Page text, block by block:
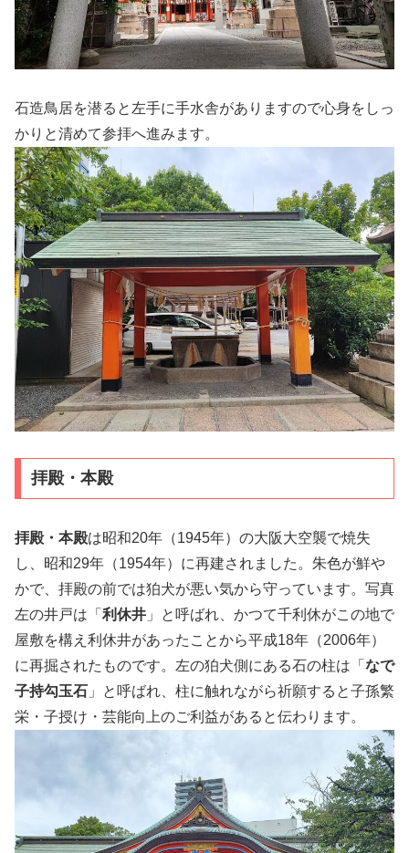
石造鳥居を潜ると左手に手水舎がありますので心身をしっ
かりと清めて参拝へ進みます。
拝殿・本殿
拝殿・本殿は昭和20年（1945年）の大阪大空襲で焼失
し、昭和29年（1954年）に再建されました。朱色が鮮や
かで、拝殿の前では狛犬が悪い気から守っています。写真
左の井戸は「 利休井 」と呼ばれ、かつて千利休がこの地で
屋敷を構え利休井があったことから平成18年（2006年）
に再掘されたものです。左の狛犬側にある石の柱は「 なで
子持勾玉石 」と呼ばれ、柱に触れながら祈願すると子孫繁
栄・子授け・芸能向上のご利益があると伝わります。